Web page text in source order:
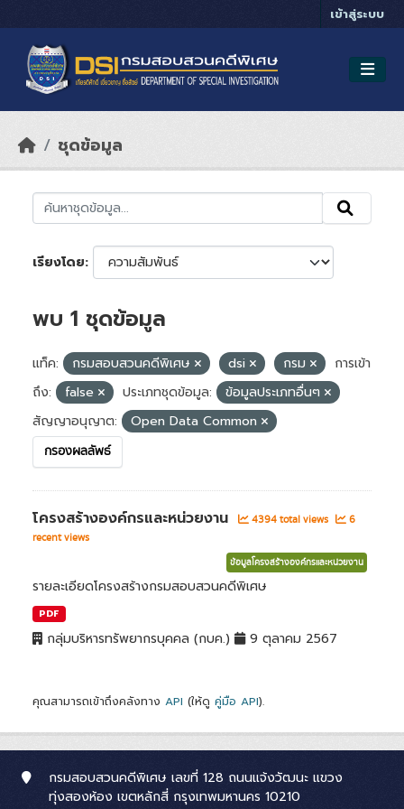
เข้าสู่ระบบ
ชุดข้อมูล
เรียงโดย
พบ 1 ชุดข้อมูล
แท็ค: กรมสอบสวนคดีพิเศษ dsi กรม
การเข้า
ถึง:
false ประเภทชุดข้อมูล:
ข้อมูลประเภทอื่นๆ
สัญญาอนุญาต:
Open Data Common
กรองผลลัพธ์
โครงสร้างองค์กรและหน่วยงาน 4394 total views
6
recent views
ข้อมูลโครงสร้างองค์กรและหน่วยงาน
รายละเอียดโครงสร้างกรมสอบสวนคดีพิเศษ
PDF
กลุ่มบริหารทรัพยากรบุคคล (กบค.) 9 ตุลาคม 2567
คุณสามารถเข้าถึงคลังทาง API (ให้ดู คู่มือ API).
กรมสอบสวนคดีพิเศษ เลขที่ 128 ถนนแจ้งวัฒนะ แขวง
ทุ่งสองห้อง เขตหลักสี่ กรุงเทพมหานคร 10210